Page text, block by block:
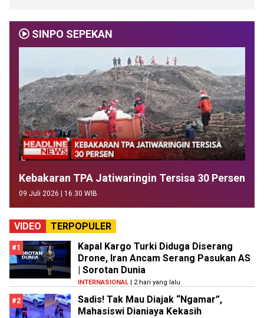
SINPO SEPEKAN
Kebakaran TPA Jatiwaringin Tersisa 30 Persen
09 Juli 2026 | 16:30 WIB
VIDEO TERPOPULER
#1
Kapal Kargo Turki Diduga Diserang
Drone, Iran Ancam Serang Pasukan AS
| Sorotan Dunia
INTERNASIONAL | 2 hari yang lalu
#2
Sadis! Tak Mau Diajak “Ngamar”,
Mahasiswi Dianiaya Kekasih